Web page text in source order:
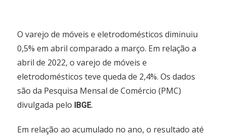
O varejo de móveis e eletrodomésticos diminuiu
0,5% em abril comparado a março. Em relação a
abril de 2022, o varejo de móveis e
eletrodomésticos teve queda de 2,4%. Os dados
são da Pesquisa Mensal de Comércio (PMC)
divulgada pelo
IBGE.
Em relação ao acumulado no ano, o resultado até